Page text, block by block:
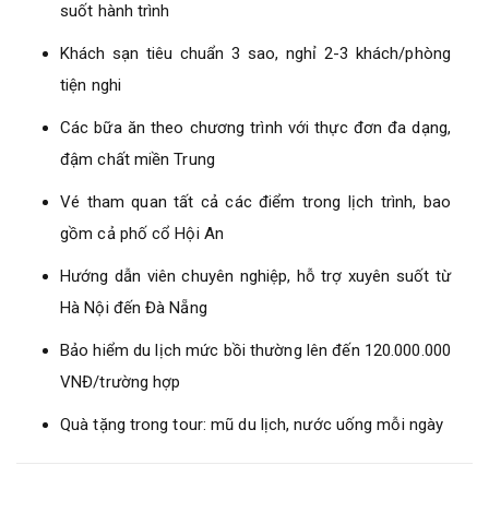
suốt hành trình
Khách sạn tiêu chuẩn 3 sao, nghỉ 2-3 khách/phòng
tiện nghi
Các bữa ăn theo chương trình với thực đơn đa dạng,
đậm chất miền Trung
Vé tham quan tất cả các điểm trong lịch trình, bao
gồm cả phố cổ Hội An
Hướng dẫn viên chuyên nghiệp, hỗ trợ xuyên suốt từ
Hà Nội đến Đà Nẵng
Bảo hiểm du lịch mức bồi thường lên đến 120.000.000
VNĐ/trường hợp
Quà tặng trong tour: mũ du lịch, nước uống mỗi ngày